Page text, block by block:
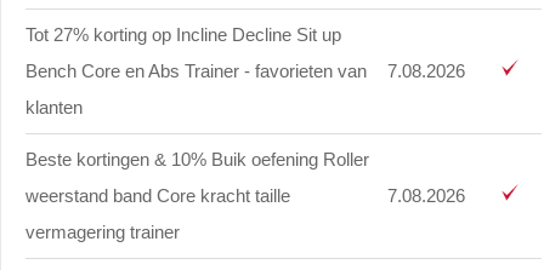
Tot 27% korting op Incline Decline Sit up
Bench Core en Abs Trainer - favorieten van
klanten
7.08.2026
Beste kortingen & 10% Buik oefening Roller
weerstand band Core kracht taille
vermagering trainer
7.08.2026